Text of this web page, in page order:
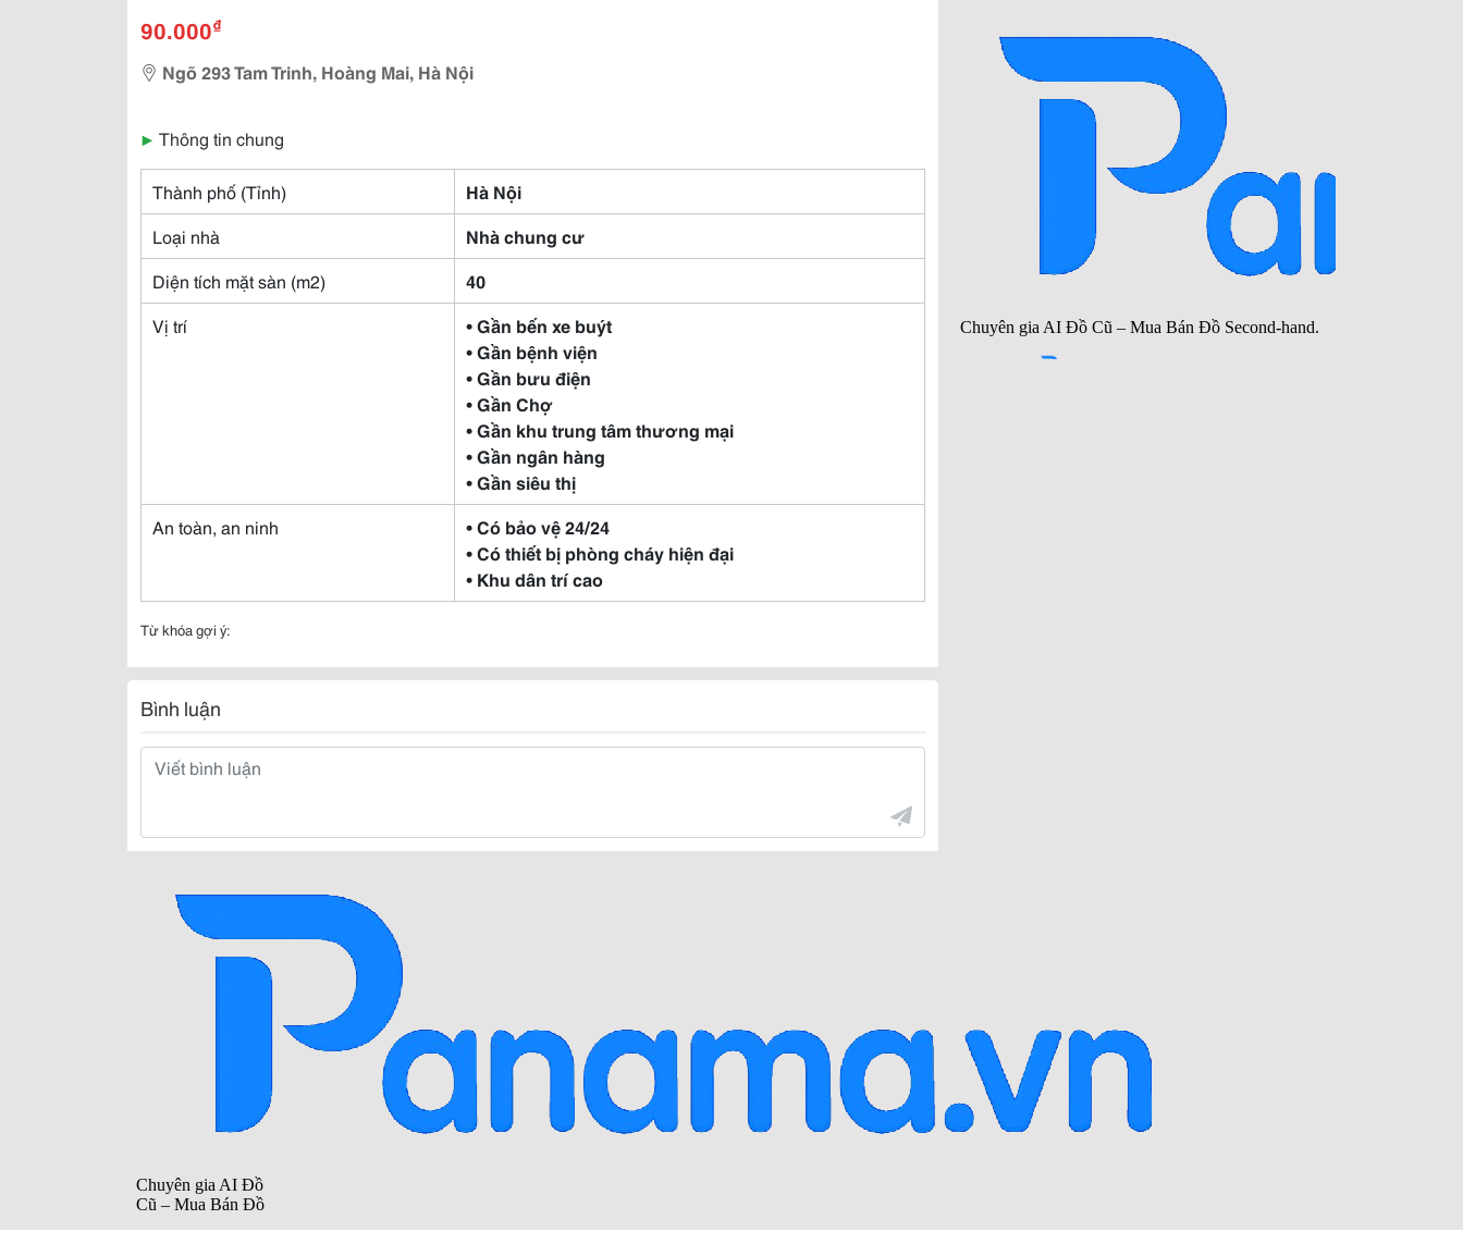
90.000₫
Ngõ 293 Tam Trinh, Hoàng Mai, Hà Nội
▶ Thông tin chung
Thành phố (Tỉnh)
Hà Nội
Loại nhà
Nhà chung cư
Diện tích mặt sàn (m2)
40
Vị trí
• Gần bến xe buýt
• Gần bệnh viện
• Gần bưu điện
• Gần Chợ
• Gần khu trung tâm thương mại
• Gần ngân hàng
• Gần siêu thị
An toàn, an ninh
• Có bảo vệ 24/24
• Có thiết bị phòng cháy hiện đại
• Khu dân trí cao
Từ khóa gợi ý:
Bình luận